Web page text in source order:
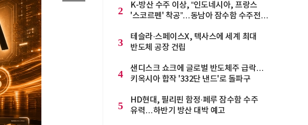
2
K-방산 수주 이상, “인도네시아, 프랑스
'스코르펜' 착공”…동남아 잠수함 수주전
3
테슬라·스페이스X, 텍사스에 세계 최대
반도체 공장 건립
4
샌디스크 쇼크에 글로벌 반도체주 급락…
키옥시아 합작 '332단 낸드'로 돌파구
5
HD현대, 필리핀 함정·페루 잠수함 수주
유력…하반기 방산 대박 예고